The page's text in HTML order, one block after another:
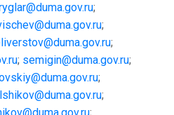
;
;
;
; semigin@duma.gov.ru;
;
;